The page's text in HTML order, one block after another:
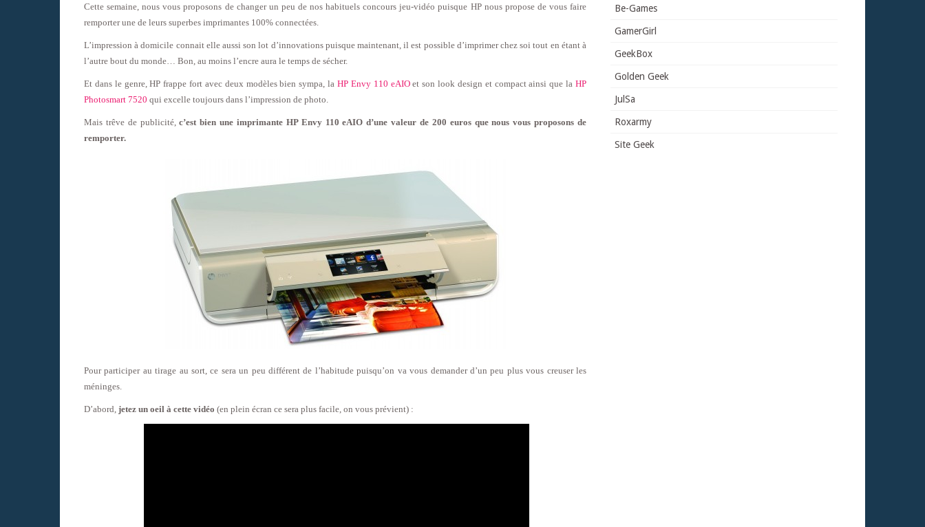
Cette semaine, nous vous proposons de changer un peu de nos habituels concours jeu-vidéo puisque HP nous propose de vous faire
remporter une de leurs superbes imprimantes 100% connectées.
L’impression à domicile connait elle aussi son lot d’innovations puisque maintenant, il est possible d’imprimer chez soi tout en étant à
l’autre bout du monde… Bon, au moins l’encre aura le temps de sécher.
Et dans le genre, HP frappe fort avec deux modèles bien sympa, la HP Envy 110 eAIOet son look design et compact ainsi que laHP
Photosmart 7520 qui excelle toujours dans l’impression de photo.
Mais trêve de publicité,c’est bien une imprimante HP Envy 110 eAIO d’une valeur de 200 euros que nous vous proposons de
remporter.
Pour participer au tirage au sort, ce sera un peu différent de l’habitude puisqu’on va vous demander d’un peu plus vous creuser les
méninges.
D’abord, jetez un oeil à cette vidéo (en plein écran ce sera plus facile, on vous prévient) :
Be-Games
GamerGirl
GeekBox
Golden Geek
JulSa
Roxarmy
Site Geek